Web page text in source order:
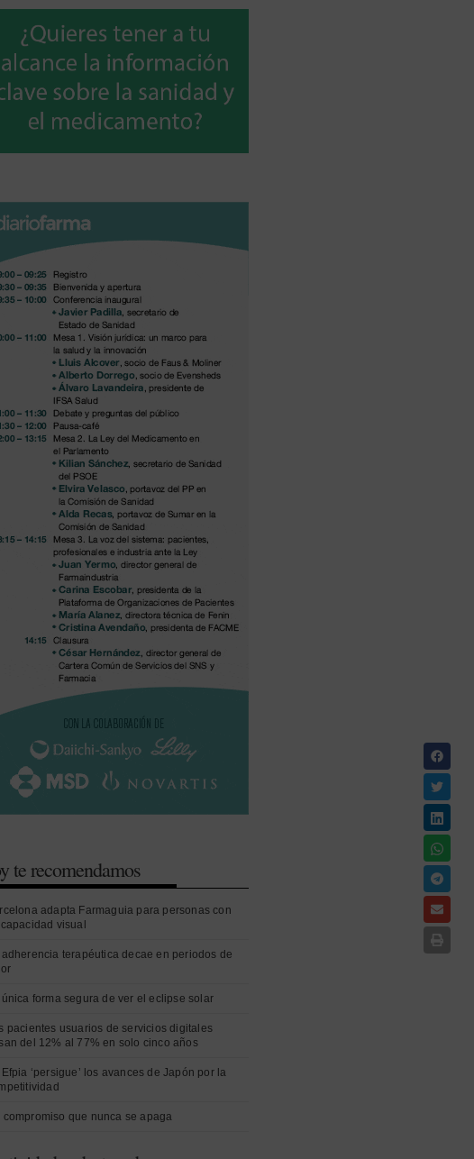
te recomendamos
adapta Farmaguia para personas con
visual
adherencia terapéutica decae en periodos de
única forma segura de ver el eclipse solar
pacientes usuarios de servicios digitales
del 12% al 77% en solo cinco años
‘persigue’ los avances de Japón por la
compromiso que nunca se apaga